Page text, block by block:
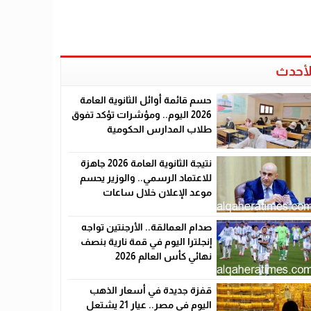
حسم قائمة أوائل الثانوية العامة
2026 اليوم.. ومؤشرات تؤكد تفوق
طلاب المدارس الحكومية
نتيجة الثانوية العامة 2026 جاهزة
للاعتماد الرسمي.. والوزير يحسم
موعد الإعلان خلال ساعات
صدام العمالقة.. الأرجنتين تواجه
إنجلترا اليوم في قمة نارية بنصف
نهائي كأس العالم 2026
قفزة جديدة في أسعار الذهب
اليوم في مصر.. عيار 21 يشتعل